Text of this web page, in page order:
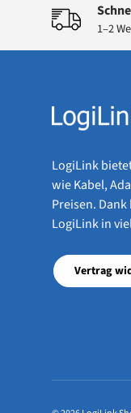
1–2
LogiLink
wie Kabel,
Preisen.
LogiLink in
Vertrag